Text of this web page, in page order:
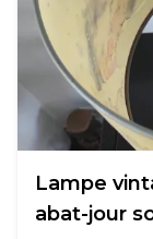
Lampe
abat-jour